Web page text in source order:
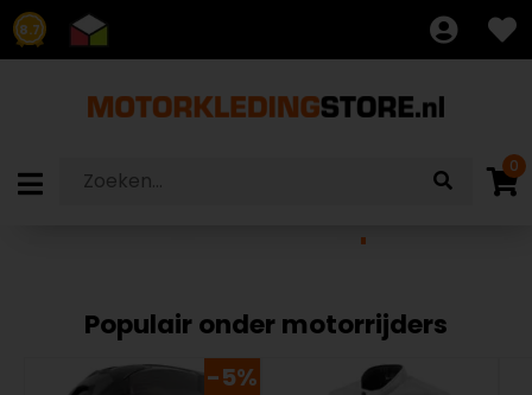
8.7
0
Populair onder motorrijders
-5%